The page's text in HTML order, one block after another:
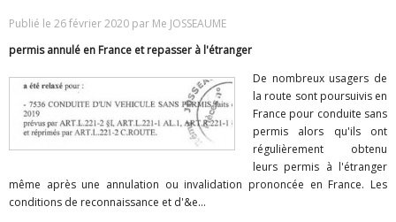
Publié le 26 février 2020 par Me JOSSEAUME
permis annulé en France et repasser à l'étranger
De nombreux usagers de
la route sont poursuivis en
France pour conduite sans
permis alors qu'ils ont
régulièrement obtenu
leurs permis à l'étranger
même après une annulation ou invalidation prononcée en France. Les
conditions de reconnaissance et d'&e...